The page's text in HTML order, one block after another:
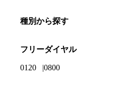
種別から探す
フリーダイヤル
0120 0800